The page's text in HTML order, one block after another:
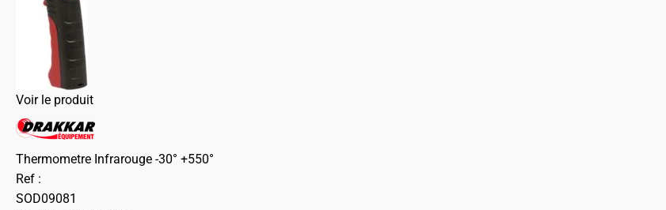
Voir le produit
Thermometre Infrarouge -30° +550°
Ref :
SOD09081